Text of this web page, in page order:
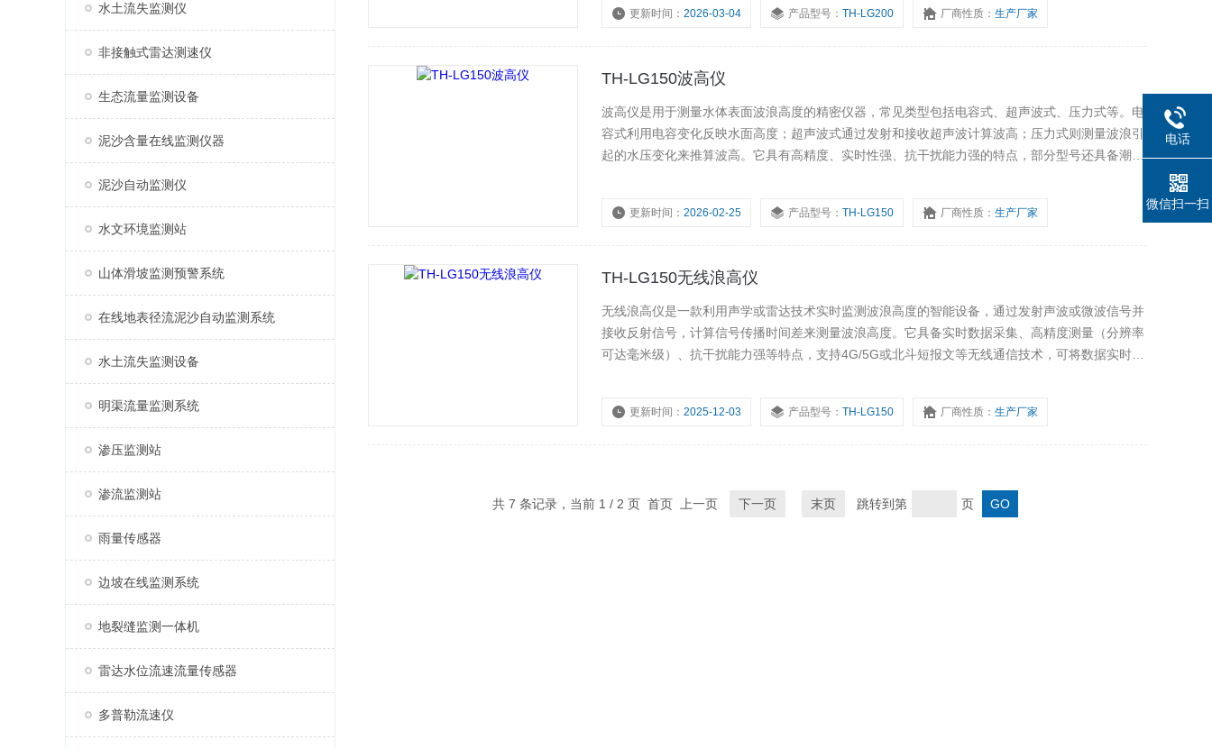
水土流失监测仪
非接触式雷达测速仪
生态流量监测设备
泥沙含量在线监测仪器
泥沙自动监测仪
水文环境监测站
山体滑坡监测预警系统
在线地表径流泥沙自动监测系统
水土流失监测设备
明渠流量监测系统
渗压监测站
渗流监测站
雨量传感器
边坡在线监测系统
地裂缝监测一体机
雷达水位流速流量传感器
多普勒流速仪
更新时间：2026-03-04 产品型号：TH-LG200 厂商性质：生产厂家
TH-LG150波高仪
波高仪是用于测量水体表面波浪高度的精密仪器，常见类型包括电容式、超声波式、压力式等。电
容式利用电容变化反映水面高度；超声波式通过发射和接收超声波计算波高；压力式则测量波浪引
起的水压变化来推算波高。它具有高精度、实时性强、抗干扰能力强的特点，部分型号还具备潮位
更新时间：2026-02-25 产品型号：TH-LG150 厂商性质：生产厂家
TH-LG150无线浪高仪
无线浪高仪是一款利用声学或雷达技术实时监测波浪高度的智能设备，通过发射声波或微波信号并
接收反射信号，计算信号传播时间差来测量波浪高度。它具备实时数据采集、高精度测量（分辨率
可达毫米级）、抗干扰能力强等特点，支持4G/5G或北斗短报文等无线通信技术，可将数据实时传
更新时间：2025-12-03 产品型号：TH-LG150 厂商性质：生产厂家
共 7 条记录，当前 1 / 2 页 首页 上一页 下一页 末页 跳转到第 页
电话
微信扫一扫